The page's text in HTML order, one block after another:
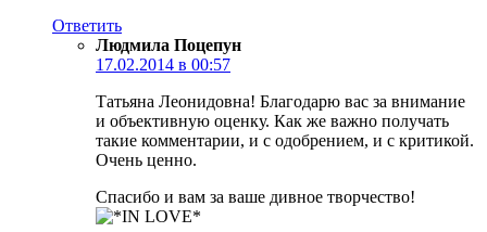
Ответить
Людмила Поцепун
17.02.2014 в 00:57
Татьяна Леонидовна! Благодарю вас за внимание
и объективную оценку. Как же важно получать
такие комментарии, и с одобрением, и с критикой.
Очень ценно.
Спасибо и вам за ваше дивное творчество!